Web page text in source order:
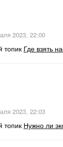
2023, 22:00
топик Где взять
2023, 22:03
топик Нужно ли